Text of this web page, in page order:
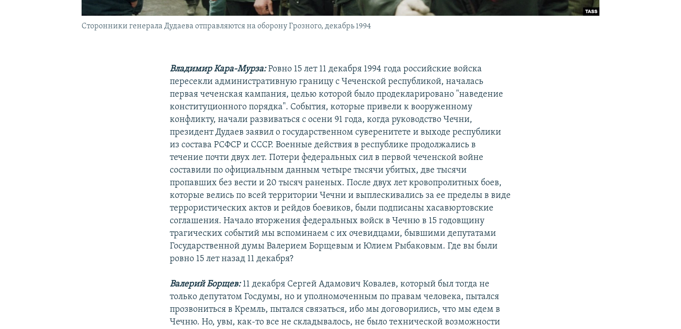
Сторонники генерала Дудаева отправляются на оборону Грозного, декабрь 1994
Владимир Кара-Мурза:Ровно 15 лет 11 декабря 1994 года российские войска
пересекли административную границу с Чеченской республикой, началась
первая чеченская кампания, целью которой было продекларировано "наведение
конституционного порядка". События, которые привели к вооруженному
конфликту, начали развиваться с осени 91 года, когда руководство Чечни,
президент Дудаев заявил о государственном суверенитете и выходе республики
из состава РСФСР и СССР. Военные действия в республике продолжались в
течение почти двух лет. Потери федеральных сил в первой чеченской войне
составили по официальным данным четыре тысячи убитых, две тысячи
пропавших без вести и 20 тысяч раненых. После двух лет кровопролитных боев,
которые велись по всей территории Чечни и выплескивались за ее пределы в виде
террористических актов и рейдов боевиков, были подписаны хасавюртовские
соглашения. Начало вторжения федеральных войск в Чечню в 15 годовщину
трагических событий мы вспоминаем с их очевидцами, бывшими депутатами
Государственной думы Валерием Борщевым и Юлием Рыбаковым. Где вы были
ровно 15 лет назад 11 декабря?
Валерий Борщев: 11 декабря Сергей Адамович Ковалев, который был тогда не
только депутатом Госдумы, но и уполномоченным по правам человека, пытался
прозвониться в Кремль, пытался связаться, ибо мы договорились, что мы едем в
Чечню. Но, увы, как-то все не складывалось, не было технической возможности